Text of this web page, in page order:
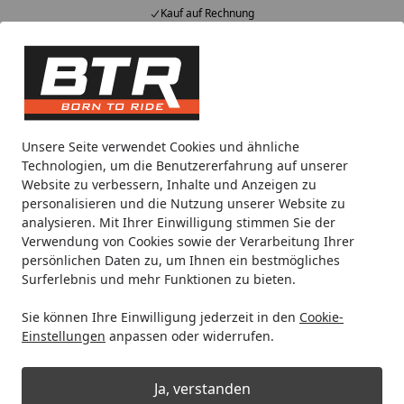
Unsere Seite verwendet Cookies und ähnliche
Technologien, um die Benutzererfahrung auf unserer
Website zu verbessern, Inhalte und Anzeigen zu
personalisieren und die Nutzung unserer Website zu
analysieren. Mit Ihrer Einwilligung stimmen Sie der
Verwendung von Cookies sowie der Verarbeitung Ihrer
persönlichen Daten zu, um Ihnen ein bestmögliches
Surferlebnis und mehr Funktionen zu bieten.
Sie können Ihre Einwilligung jederzeit in den Cookie-
Einstellungen anpassen oder widerrufen.
Ja, verstanden
Kauf auf Rechnung
Alle Produkte
Mein Konto
Suchen
Noch 2 Tage und 4 Stunden
Spare bis zu 35% auf EVOLIFT® Zentralständer
von BTR!
Startseite
Reifen Vee Rubber Rollerreifen Vee Rubber Reifen
Vee Rubber Reifen VRM-408 120/70 -
12 TL 51S M+S, vorne